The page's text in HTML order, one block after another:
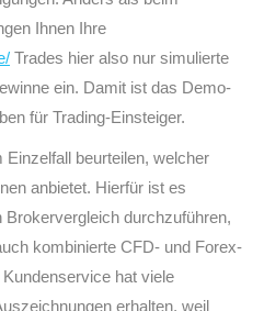
Ihnen Ihre
Trades hier also nur simulierte
ein. Damit ist das Demo-
für Trading-Einsteiger.
beurteilen, welcher
anbietet. Hierfür ist es
durchzuführen,
kombinierte CFD- und Forex-
hat viele
erhalten, weil